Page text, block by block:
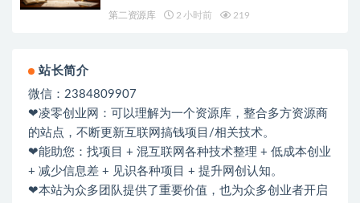
第二资源库 2 小时前 219
站长简介
微信：2384809907
❤凌零创业网：可以理解为一个资源库，整合多方资源商
的站点，不断更新互联网搞钱项目/相关技术。
❤能助您：找项目 + 混互联网各种技术整理 + 低成本创业
+ 减少信息差 + 见识各种项目 + 提升网创认知。
❤本站为众多团队提供了重要价值，也为众多创业者开启